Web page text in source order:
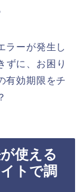
ラーが発生し
ずに、お困り
有効期限をチ
使える
トで調